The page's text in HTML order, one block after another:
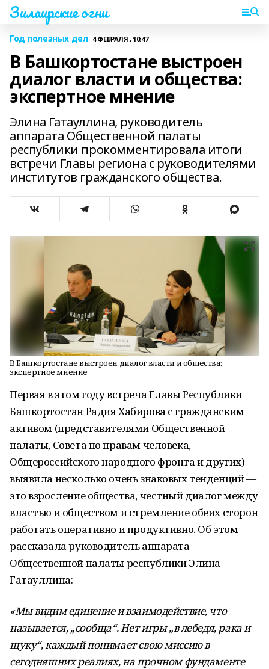
Зилаирские огни
Год полезных дел 4 ФЕВРАЛЯ , 10:47
В Башкортостане выстроен
диалог власти и общества:
экспертное мнение
Элина Гатауллина, руководитель
аппарата Общественной палаты
республики прокомментировала итоги
встречи Главы региона с руководителями
институтов гражданского общества.
В Башкортостане выстроен диалог власти и общества:
экспертное мнение
Первая в этом году встреча Главы Республики
Башкортостан Радия Хабирова с гражданским
активом (представителями Общественной
палаты, Совета по правам человека,
Общероссийского народного фронта и других)
выявила несколько очень знаковых тенденций —
это взросление общества, честный диалог между
властью и обществом и стремление обеих сторон
работать оперативно и продуктивно. Об этом
рассказала руководитель аппарата
Общественной палаты республики Элина
Гатауллина:
«Мы видим единение и взаимодействие, что
называется, „сообща“. Нет игры „в лебедя, рака и
щуку“, каждый понимает свою миссию в
сегодняшних реалиях, на прочном фундаменте